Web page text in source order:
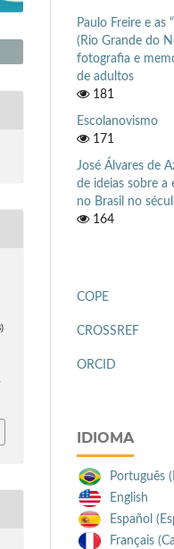
Paulo Freire e as
(Rio Grande do
fotografia e
de adultos
181
Escolanovismo
171
José Álvares de
de ideias sobre a
no Brasil no
164
COPE
CROSSREF
ORCID
IDIOMA
Português
English
Español
Français